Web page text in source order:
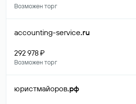
Возможен торг
accounting-service.ru
292 978 ₽
Возможен торг
юристмайоров.рф